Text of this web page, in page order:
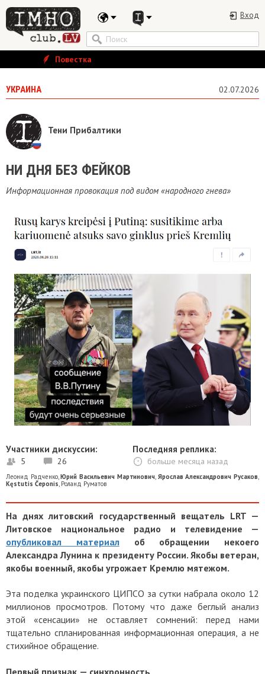
Вход
Повестка
УКРАИНА 02.07.2026
Тени Прибалтики
НИ ДНЯ БЕЗ ФЕЙКОВ
Информационная провокация под видом «народного гнева»
Участники дискуссии:
5 26
Последняя реплика:
больше месяца назад
Леонид Радченко,Юрий Васильевич Мартинович, Ярослав Александрович Русаков
Kęstutis Čeponis Роланд Руматов
На днях литовский государственный вещатель LRT —
Литовское национальное радио и телевидение —
опубликовал материалоб обращении некоего
Александра Лунина к президенту России. Якобы ветеран,
якобы военный, якобы угрожает Кремлю мятежом.
Эта поделка украинского ЦИПСО за сутки набрала около 12
миллионов просмотров. Потому что даже беглый анализ
этой «сенсации» не оставляет сомнений: перед нами
тщательно спланированная информационная операция, а не
стихийное обращение.
Первый признак — синхронность